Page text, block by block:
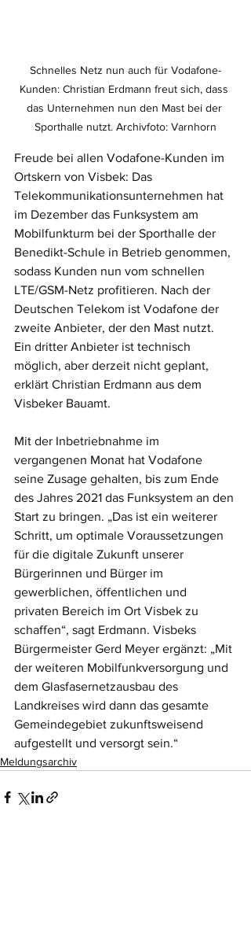
Schnelles Netz nun auch für Vodafone-
Kunden: Christian Erdmann freut sich, dass
das Unternehmen nun den Mast bei der
Sporthalle nutzt. Archivfoto: Varnhorn
Freude bei allen Vodafone-Kunden im
Ortskern von Visbek: Das
Telekommunikationsunternehmen hat
im Dezember das Funksystem am
Mobilfunkturm bei der Sporthalle der
Benedikt-Schule in Betrieb genommen,
sodass Kunden nun vom schnellen
LTE/GSM-Netz profitieren. Nach der
Deutschen Telekom ist Vodafone der
zweite Anbieter, der den Mast nutzt.
Ein dritter Anbieter ist technisch
möglich, aber derzeit nicht geplant,
erklärt Christian Erdmann aus dem
Visbeker Bauamt.
Mit der Inbetriebnahme im
vergangenen Monat hat Vodafone
seine Zusage gehalten, bis zum Ende
des Jahres 2021 das Funksystem an den
Start zu bringen. „Das ist ein weiterer
Schritt, um optimale Voraussetzungen
für die digitale Zukunft unserer
Bürgerinnen und Bürger im
gewerblichen, öffentlichen und
privaten Bereich im Ort Visbek zu
schaffen“, sagt Erdmann. Visbeks
Bürgermeister Gerd Meyer ergänzt: „Mit
der weiteren Mobilfunkversorgung und
dem Glasfasernetzausbau des
Landkreises wird dann das gesamte
Gemeindegebiet zukunftsweisend
aufgestellt und versorgt sein.“
Meldungsarchiv